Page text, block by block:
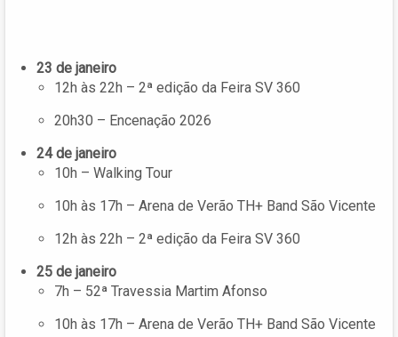
23 de janeiro
12h às 22h – 2ª edição da Feira SV 360
20h30 – Encenação 2026
24 de janeiro
10h – Walking Tour
10h às 17h – Arena de Verão TH+ Band São Vicente
12h às 22h – 2ª edição da Feira SV 360
25 de janeiro
7h – 52ª Travessia Martim Afonso
10h às 17h – Arena de Verão TH+ Band São Vicente